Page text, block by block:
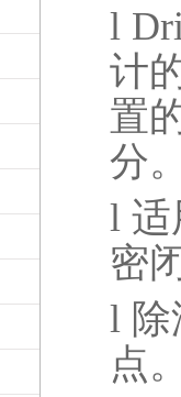
l
计
置
分
l 适
密
l
点